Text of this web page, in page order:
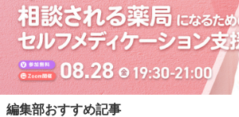
編集部おすすめ記事